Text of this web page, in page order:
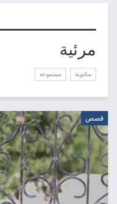
مرئية
مكتوبة مسموعة
قصص